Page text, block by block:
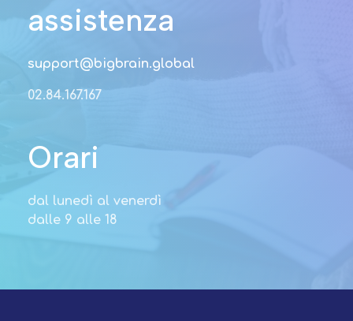
assistenza
support@bigbrain.global
02.84.167.167
Orari
dal lunedì al venerdì
dalle 9 alle 18